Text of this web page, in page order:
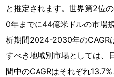
と推定されます。世界第2位
0年までに44億米ドルの市場
析期間2024-2030年のCAGR
すべき地域別市場としては、
間中のCAGRはそれぞれ